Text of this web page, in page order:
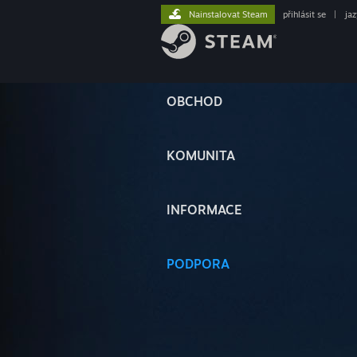
OBCHOD
KOMUNITA
INFORMACE
PODPORA
Nainstalovat Steam přihlásit se